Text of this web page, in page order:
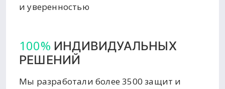
и уверенностью
100% ИНДИВИДУАЛЬНЫХ
РЕШЕНИЙ
Мы разработали более 3500 защит и